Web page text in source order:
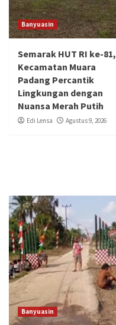
Banyuasin
Semarak HUT RI ke-81,
Kecamatan Muara
Padang Percantik
Lingkungan dengan
Nuansa Merah Putih
Edi Lensa Agustus 9, 2026
Banyuasin